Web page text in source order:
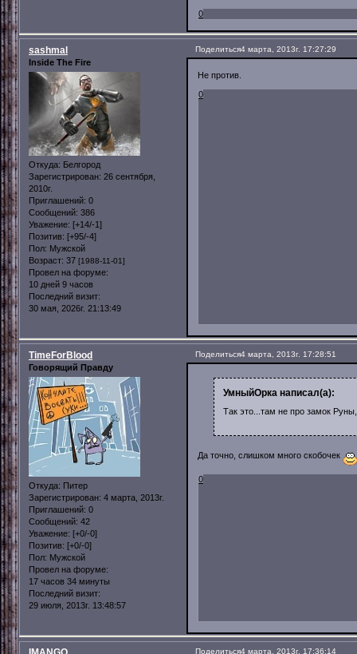
0
Поделиться4 марта, 2013г. 17:27:29
sashmal
Inside The Fire
Откуда: Белгород
Зарегистрирован: 26 сентября,
2010г.
Приглашений: 0
Сообщений: 386
Уважение: [+14/-1]
Позитив: [+95/-4]
Пол: Мужской
Возраст: 37 [1988-11-01]
Провел на форуме:
10 дней 9 часов
Последний визит:
30 мая, 2026г. 21:13:49
Не против.
0
Поделиться4 марта, 2013г. 17:28:51
TimeForBlood
Говорящий Правду
Откуда: Питер
Зарегистрирован: 4 марта, 2013г.
Приглашений: 0
Сообщений: 42
Уважение: [+0/-0]
Позитив: [+0/-0]
Пол: Мужской
Провел на форуме:
17 часов 34 минуты
Последний визит:
29 июля, 2013г. 13:48:57
УмныйОрка написал(а):
Так это...там не про замок
Да точно, слишком много скобочек
0
Поделиться4 марта, 2013г. 17:36:14